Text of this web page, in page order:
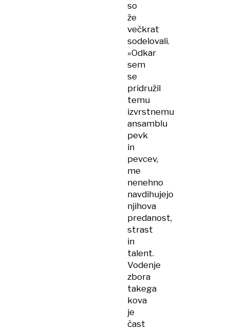
so
že
večkrat
sodelovali.
»Odkar
sem
se
pridružil
temu
izvrstnemu
ansamblu
pevk
in
pevcev,
me
nenehno
navdihujejo
njihova
predanost,
strast
in
talent.
Vodenje
zbora
takega
kova
je
čast